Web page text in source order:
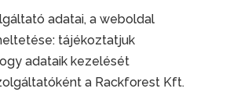
adatai, a weboldal
tájékoztatjuk
adataik kezelését
a Rackforest Kft.